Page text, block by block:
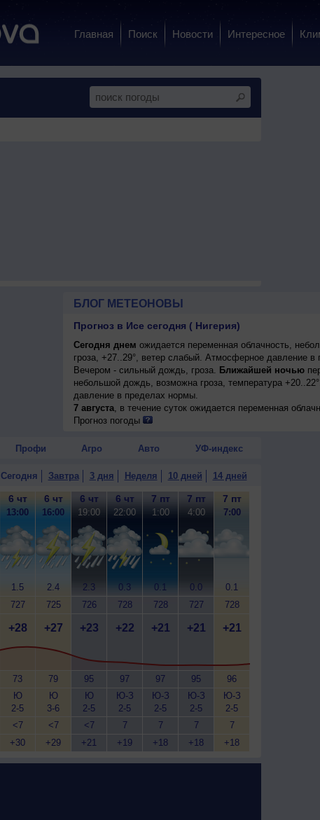
Главная Поиск Новости Интересное
БЛОГ МЕТЕОНОВЫ
Прогноз в Исе сегодня ( Нигерия)
Сегодня днем ожидается переменная облачность,
гроза, +27..29°, ветер слабый. Атмосферное давление
Вечером - сильный дождь, гроза. Ближайшей ночью
небольшой дождь, возможна гроза, температура
давление в пределах нормы.
7 августа, в течение суток ожидается переменная
возможна гроза; ночью +20..22°, днем +26..28°, ветер
Прогноз погоды
Профи Агро Авто УФ-индекс
Сегодня Завтра 3 дня Неделя 10 дней 14 дней
6 чт
13:00
1.5
727
+28
73
Ю
2-5
<7
+30
6 чт
16:00
2.4
725
+27
79
Ю
3-6
<7
+29
6 чт
19:00
2.3
726
+23
95
Ю
2-5
<7
+21
6 чт
22:00
0.3
728
+22
97
Ю-З
2-5
7
+19
7 пт
1:00
0.1
728
+21
97
Ю-З
2-5
7
+18
7 пт
4:00
0.0
727
+21
95
Ю-З
2-5
7
+18
7 пт
7:00
0.1
728
+21
96
Ю-З
2-5
7
+18